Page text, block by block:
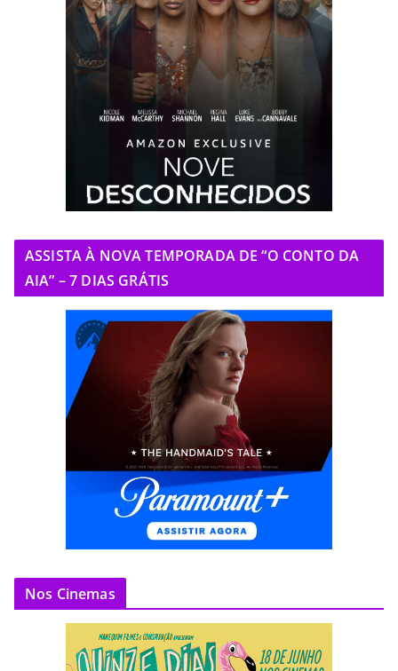
ASSISTA À NOVA TEMPORADA DE “O CONTO DA
AIA” – 7 DIAS GRÁTIS
Nos Cinemas